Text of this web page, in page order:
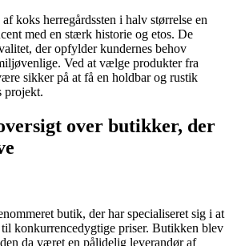
koks herregårdssten i halv størrelse en
med en stærk historie og etos. De
der opfylder kundernes behov
Ved at vælge produkter fra
sikker på at få en holdbar og rustik
projekt.
over butikker, der
butik, der har specialiseret sig i at
konkurrencedygtige priser. Butikken blev
da været en pålidelig leverandør af